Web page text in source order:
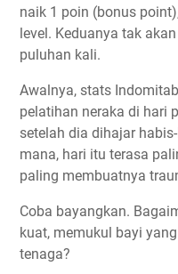
naik 1 poin (bonus
level. Keduanya tak
puluhan kali.
Awalnya, stats
pelatihan neraka di hari
setelah dia dihajar
mana, hari itu terasa
paling membuatnya
Coba bayangkan.
kuat, memukul bayi
tenaga?